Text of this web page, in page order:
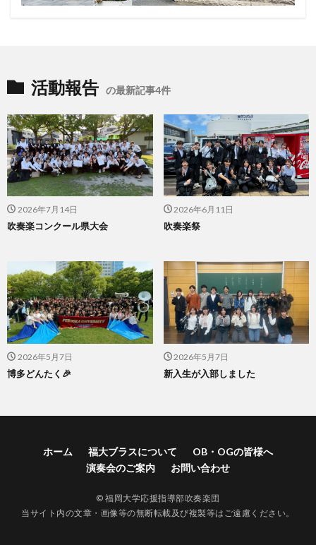
活動報告 の最新記事4件
2026年7月14日
吹奏楽コンクール県大会
2026年6月11日
吹奏楽祭
2026年5月7日
博多どんたく🎉
2026年5月7日
新入生が入部しました
ホーム 福大ブラスについて
OB・OGの皆様へ
演奏会のご案内
お問い合わせ
© 福岡大学応援指導部吹奏楽団